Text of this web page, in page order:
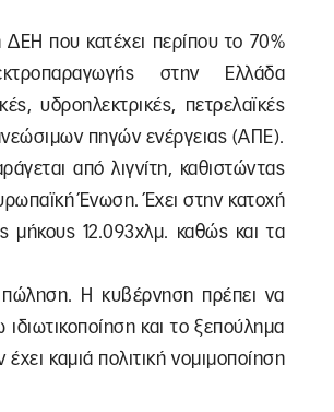
που κατέχει περίπου το 70%
στην Ελλάδα
υδροηλεκτρικές, πετρελαϊκές
πηγών ενέργειας (ΑΠΕ).
από λιγνίτη, καθιστώντας
Ένωση. Έχει στην κατοχή
μήκους 12.093χλμ. καθώς και τα
πώληση. Η κυβέρνηση πρέπει να
και το ξεπούλημα
καμιά πολιτική νομιμοποίηση